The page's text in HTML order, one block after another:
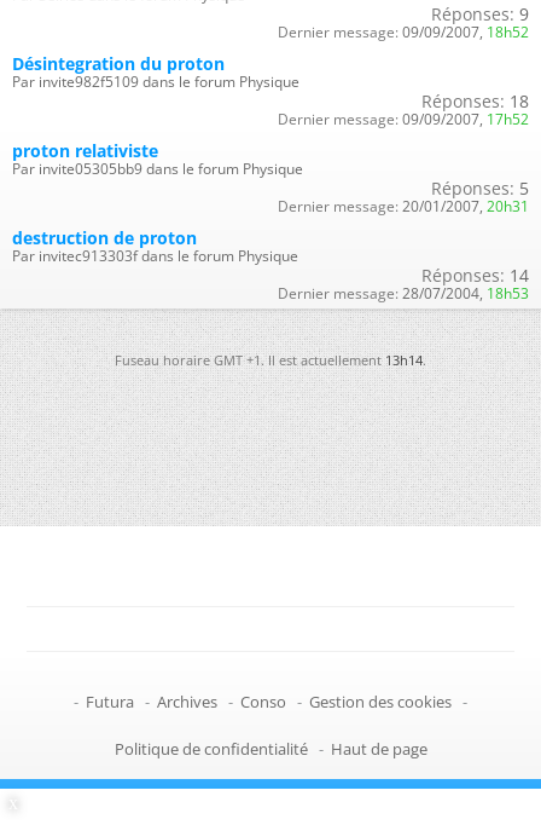
Réponses: 9
Dernier message: 09/09/2007, 18h52
Désintegration du proton
Par invite982f5109 dans le forum Physique
Réponses: 18
Dernier message: 09/09/2007, 17h52
proton relativiste
Par invite05305bb9 dans le forum Physique
Réponses: 5
Dernier message: 20/01/2007, 20h31
destruction de proton
Par invitec913303f dans le forum Physique
Réponses: 14
Dernier message: 28/07/2004, 18h53
Fuseau horaire GMT +1. Il est actuellement 13h14.
- Futura - Archives - Conso - Gestion des cookies -
Politique de confidentialité - Haut de page